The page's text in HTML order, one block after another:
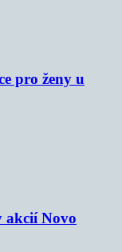
pro ženy u
akcií Novo